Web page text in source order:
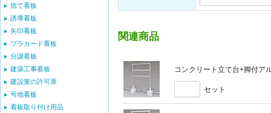
関連商品
コンクリート立て台+脚付ア
セット
捨て看板
誘導看板
矢印看板
プラカード看板
分譲看板
建築工事看板
建設業の許可票
号地看板
看板取り付け用品